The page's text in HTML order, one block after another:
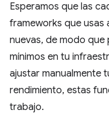
Esperamos que las
frameworks que usas
nuevas, de modo
mínimos en tu
ajustar manualmente
rendimiento, estas
trabajo.